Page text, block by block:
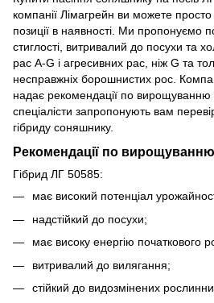
компанії Лімагрейн ви можете просто
позиції в наявності. Ми пропонуємо
стиглості, витривалий до посухи та
рас A-G і агресивних рас, ніж G та
несправжніх борошнистих рос.
надає рекомендації по вирощуванню
спеціалісти запропонують вам
гібриду соняшнику.
Рекомендації по вирощуванню
Гібрид ЛГ 50585:
має високий потенціал
надстійкий до посухи;
має високу енергію початкового
витривалий до вилягання;
стійкий до видозмінених